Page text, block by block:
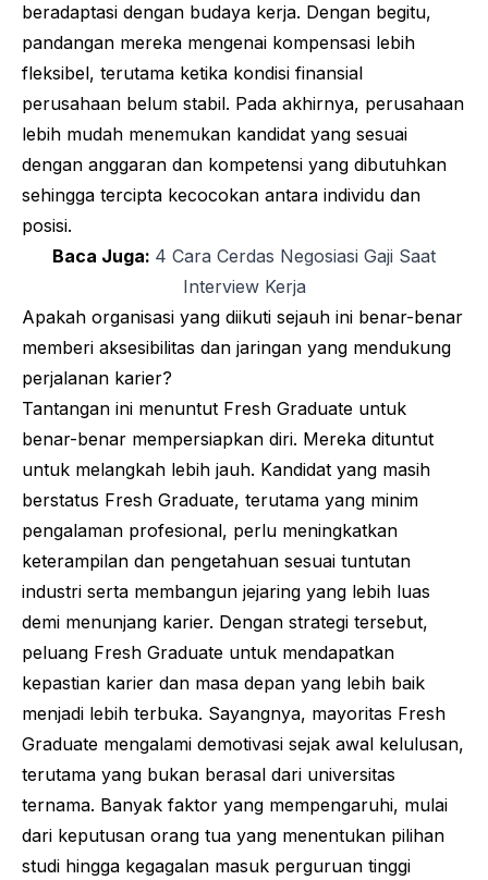
beradaptasi dengan budaya kerja. Dengan begitu,
pandangan mereka mengenai kompensasi lebih
fleksibel, terutama ketika kondisi finansial
perusahaan belum stabil. Pada akhirnya, perusahaan
lebih mudah menemukan kandidat yang sesuai
dengan anggaran dan kompetensi yang dibutuhkan
sehingga tercipta kecocokan antara individu dan
posisi.
Baca Juga: 4 Cara Cerdas Negosiasi Gaji Saat
Interview Kerja
Apakah organisasi yang diikuti sejauh ini benar-benar
memberi aksesibilitas dan jaringan yang mendukung
perjalanan karier?
Tantangan ini menuntut Fresh Graduate untuk
benar-benar mempersiapkan diri. Mereka dituntut
untuk melangkah lebih jauh. Kandidat yang masih
berstatus Fresh Graduate, terutama yang minim
pengalaman profesional, perlu meningkatkan
keterampilan dan pengetahuan sesuai tuntutan
industri serta membangun jejaring yang lebih luas
demi menunjang karier. Dengan strategi tersebut,
peluang Fresh Graduate untuk mendapatkan
kepastian karier dan masa depan yang lebih baik
menjadi lebih terbuka. Sayangnya, mayoritas Fresh
Graduate mengalami demotivasi sejak awal kelulusan,
terutama yang bukan berasal dari universitas
ternama. Banyak faktor yang mempengaruhi, mulai
dari keputusan orang tua yang menentukan pilihan
studi hingga kegagalan masuk perguruan tinggi